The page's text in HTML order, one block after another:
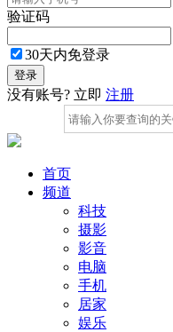
验证码
30天内免登录
没有账号? 立即 注册
首页
频道
科技
摄影
影音
电脑
手机
居家
娱乐